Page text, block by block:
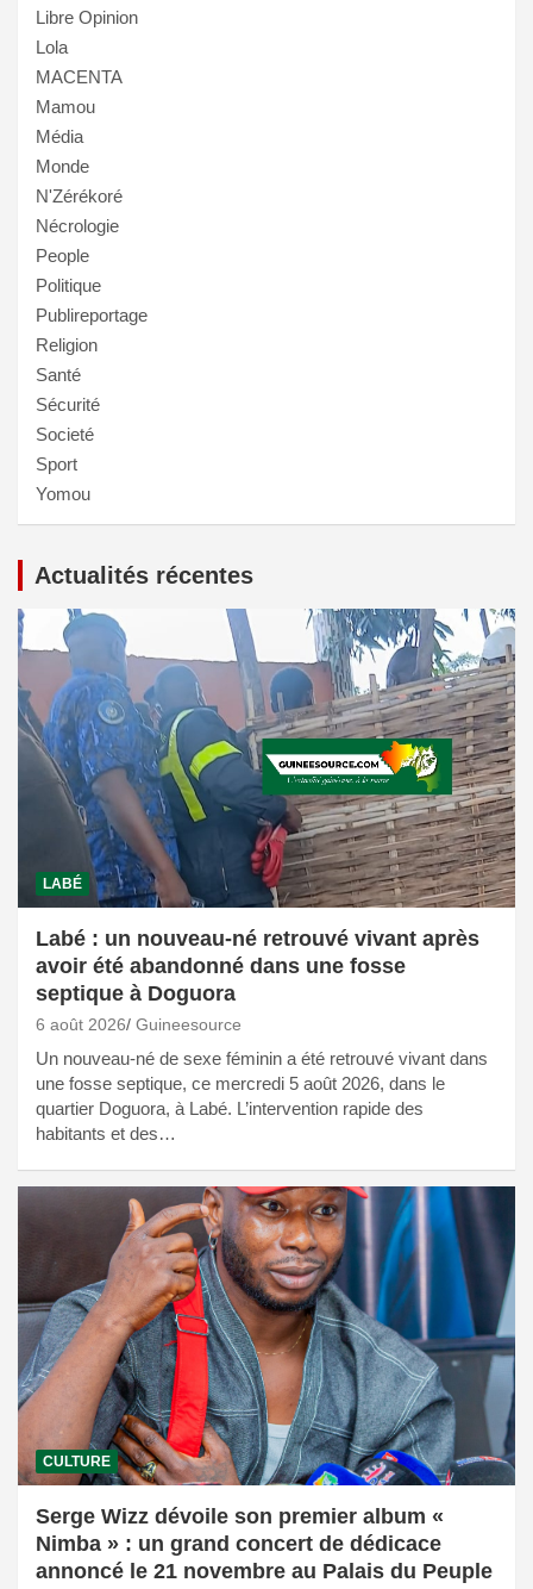
Libre Opinion
Lola
MACENTA
Mamou
Média
Monde
N'Zérékoré
Nécrologie
People
Politique
Publireportage
Religion
Santé
Sécurité
Societé
Sport
Yomou
Actualités récentes
LABÉ
Labé : un nouveau-né retrouvé vivant après
avoir été abandonné dans une fosse
septique à Doguora
6 août 2026 Guineesource
Un nouveau-né de sexe féminin a été retrouvé vivant dans
une fosse septique, ce mercredi 5 août 2026, dans le
quartier Doguora, à Labé. L’intervention rapide des
habitants et des…
CULTURE
Serge Wizz dévoile son premier album «
Nimba » : un grand concert de dédicace
annoncé le 21 novembre au Palais du Peuple